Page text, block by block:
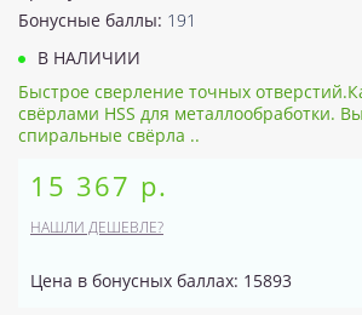
Бонусные баллы: 191
В НАЛИЧИИ
Быстрое сверление точных
свёрлами HSS для металлообработки.
спиральные свёрла ..
15 367 р.
НАШЛИ ДЕШЕВЛЕ?
Цена в бонусных баллах: 15893